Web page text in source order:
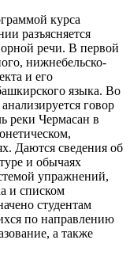
курса
разъясняется
речи. В первой
нижнебельско-
и его
языка. Во
говор
реки Чермасан в
Даются сведения об
и обычаях
упражнений,
и списком
студентам
по направлению
а также